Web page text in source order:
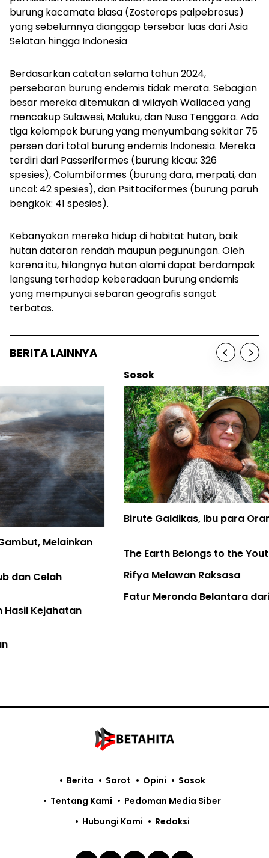
burung kacamata biasa (Zosterops palpebrosus)
yang sebelumnya dianggap tersebar luas dari Asia
Selatan hingga Indonesia
Berdasarkan catatan selama tahun 2024,
persebaran burung endemis tidak merata. Sebagian
besar mereka ditemukan di wilayah Wallacea yang
mencakup Sulawesi, Maluku, dan Nusa Tenggara. Ada
tiga kelompok burung yang menyumbang sekitar 75
persen dari total burung endemis Indonesia. Mereka
terdiri dari Passeriformes (burung kicau: 326
spesies), Columbiformes (burung dara, merpati, dan
uncal: 42 spesies), dan Psittaciformes (burung paruh
bengkok: 41 spesies).
Kebanyakan mereka hidup di habitat hutan, baik
hutan dataran rendah maupun pegunungan. Oleh
karena itu, hilangnya hutan alami dapat berdampak
langsung terhadap keberadaan burung endemis
yang mempunyai sebaran geografis sangat
terbatas.
BERITA LAINNYA
Birute Galdikas, Ibu para Orangutan, telah Pulang
The Earth Belongs to the Youth
Rifya Melawan Raksasa
Fatur Meronda Belantara dari Udara
Berita Sorot Opini
Sosok
Tentang Kami
Pedoman Media Siber
Hubungi Kami
Redaksi